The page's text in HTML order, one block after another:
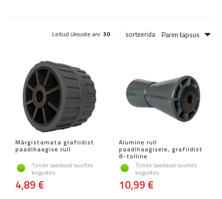
Leitud üksuste arv: 30 sorteerida Parim täpsus
Märgistamata grafiidist
paadihaagise rull
Toode saadaval suurtes
kogustes
4,89 €
Alumine rull
paadihaagisele, grafiidist
8-tolline
Toode saadaval suurtes
kogustes
10,99 €